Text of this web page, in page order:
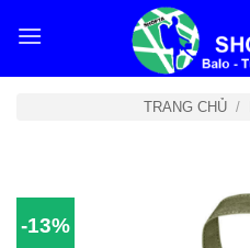
qua
TRANG CHỦ /
-13%